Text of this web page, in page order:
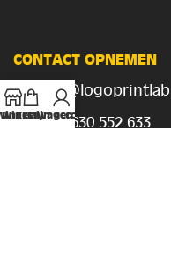
CONTACT OPNEMEN
+31 630 552 633
Winkelwagen
Mijn account